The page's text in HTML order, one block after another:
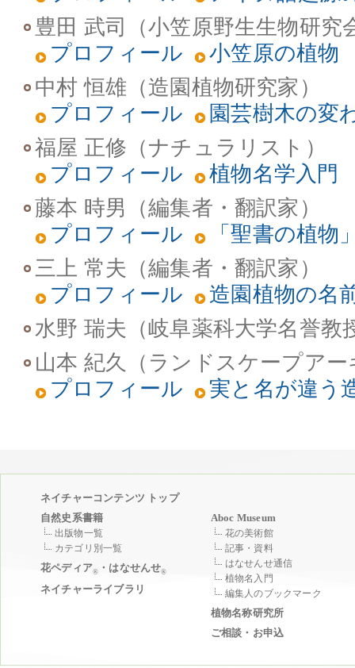
豊田 武司（小笠原野生生物研究
プロフィール
小笠原の植物
中村 恒雄（造園植物研究家）
プロフィール
園芸樹木の変
福屋 正修（ナチュラリスト）
プロフィール
植物名学入門
藤本 時男（編集者・翻訳家）
プロフィール
「聖書の植物
三上 常夫（編集者・翻訳家）
プロフィール
造園植物の名
水野 瑞夫（岐阜薬科大学名誉教
山本 紀久（ランドスケープア
プロフィール
実と名が違う
ネイチャーコンテンツ トップ
自然史系書籍
出版物一覧
カテゴリ別一覧
花ペディア® ・はなせんせ®
ネイチャーライブラリ
Aboc Museum
花の美術館
記事・資料
はなせんせ通信
植物名入門
編集人のブックマーク
植物名称研究所
ご相談・お申込